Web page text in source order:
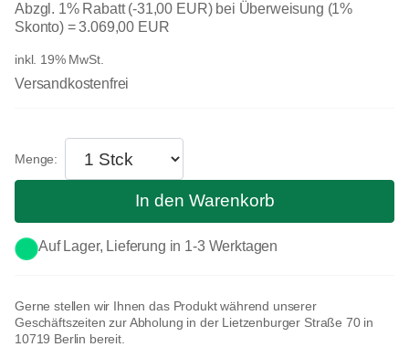
Abzgl. 1% Rabatt (-31,00 EUR) bei Überweisung (1%
Skonto) =3.069,00 EUR
inkl. 19% MwSt.
Versandkostenfrei
Gerne stellen wir Ihnen das Produkt während unserer
Geschäftszeiten zur Abholung in der Lietzenburger Straße 70 in
10719 Berlin bereit.
Auf Lager, Lieferung in 1-3 Werktagen
In den Warenkorb